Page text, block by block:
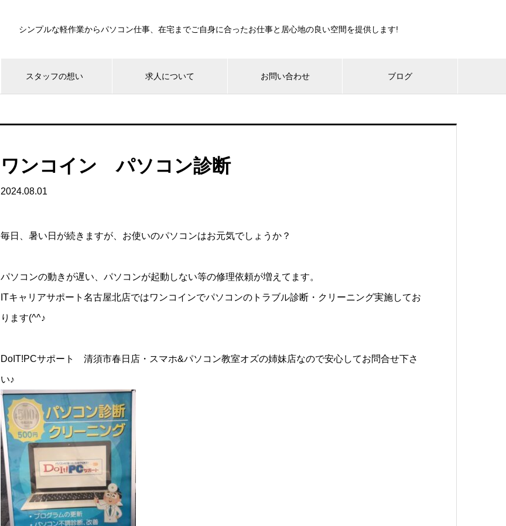
シンプルな軽作業からパソコン仕事、在宅までご自身に合ったお仕事と居心地の良い空間を提供します!
スタッフの想い 求人について お問い合わせ ブログ
ワンコイン パソコン診断
2024.08.01
毎日、暑い日が続きますが、お使いのパソコンはお元気でしょうか？
パソコンの動きが遅い、パソコンが起動しない等の修理依頼が増えてます。
ITキャリアサポート名古屋北店ではワンコインでパソコンのトラブル診断・クリーニング実施してお
ります(^^♪
DoIT!PCサポート 清須市春日店・スマホ&パソコン教室オズの姉妹店なので安心してお問合せ下さ
い♪